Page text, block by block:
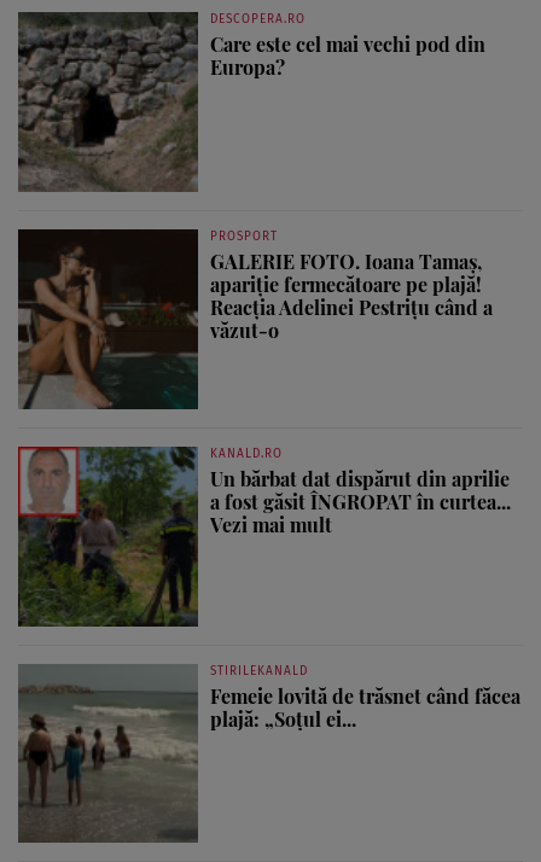
DESCOPERA.RO
Care este cel mai vechi pod din
Europa?
PROSPORT
GALERIE FOTO. Ioana Tamaş,
apariție fermecătoare pe plajă!
Reacția Adelinei Pestrițu când a
văzut-o
KANALD.RO
Un bărbat dat dispărut din aprilie
a fost găsit ÎNGROPAT în curtea...
Vezi mai mult
STIRILEKANALD
Femeie lovită de trăsnet când făcea
plajă: „Soțul ei...